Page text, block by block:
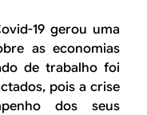
19 gerou uma
as economias
de trabalho foi
pois a crise
dos seus